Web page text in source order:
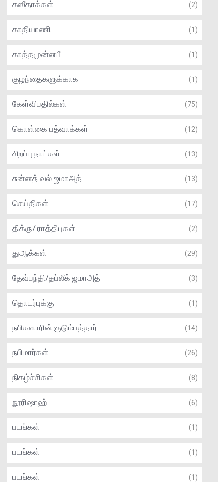
கஸீதாக்கள் (2)
காதியாணி (1)
காத்தமுன்னபீ (1)
குழந்தைகளுக்காக (1)
கேள்விபதில்கள் (75)
கொள்கை பத்வாக்கள் (12)
சிறப்பு நாட்கள் (13)
சுன்னத் வல் ஜமாஅத் (13)
செய்திகள் (17)
திக்ரு/ ராத்திபுகள் (2)
துஆக்கள் (29)
தேவ்பந்தி/தப்லீக் ஜமாஅத் (3)
தொடர்புக்கு (1)
நபிகளாரின் குடும்பத்தார் (14)
நபிமார்கள் (26)
நிகழ்ச்சிகள் (8)
நூரிஷாஹ் (6)
படங்கள் (1)
படங்கள் (1)
படங்கள் (1)